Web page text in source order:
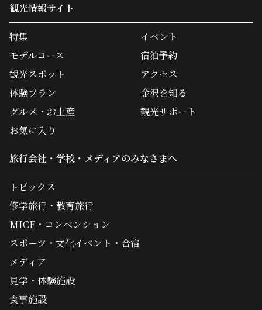
観光情報サイト
特集
モデルコース
観光スポット
体験プラン
グルメ・お土産
イベント
宿泊予約
アクセス
金沢を知る
観光サポート
お気に入り
旅行会社・学校・メディアのみなさまへ
トピックス
修学旅行・教育旅行
MICE・コンベンション
スポーツ・文化イベント・合宿
メディア
見学・体験施設
食事施設